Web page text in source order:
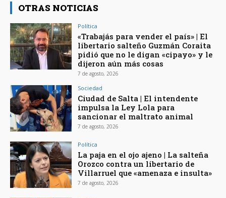
OTRAS NOTICIAS
Política
«Trabajás para vender el país» | El
libertario salteño Guzmán Coraita
pidió que no le digan «cipayo» y le
dijeron aún más cosas
7 de agosto, 2026
Sociedad
Ciudad de Salta | El intendente
impulsa la Ley Lola para
sancionar el maltrato animal
7 de agosto, 2026
Política
La paja en el ojo ajeno | La salteña
Orozco contra un libertario de
Villarruel que «amenaza e insulta»
7 de agosto, 2026